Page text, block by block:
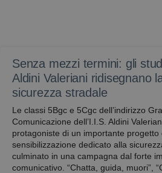
Senza mezzi termini: gli
Aldini Valeriani ridisegnano
sicurezza stradale
Le classi 5Bgc e 5Cgc dell’indirizzo
Comunicazione dell’I.I.S. Aldini
protagoniste di un importante progetto
sensibilizzazione dedicato alla
culminato in una campagna dal forte
comunicativo. “Chatta, guida, muori”,
Automattic
avbo.edu.it
Utilizzato su siti
meno i cookie abilitati